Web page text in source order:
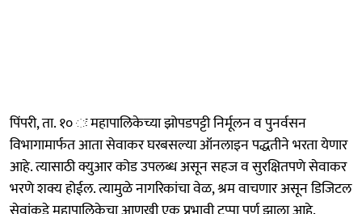
पिंपरी, ता. १० ः महापालिकेच्या झोपडपट्टी निर्मूलन व पुनर्वसन
विभागामार्फत आता सेवाकर घरबसल्या ऑनलाइन पद्धतीने भरता येणार
आहे. त्यासाठी क्युआर कोड उपलब्ध असून सहज व सुरक्षितपणे सेवाकर
भरणे शक्य होईल. त्यामुळे नागरिकांचा वेळ, श्रम वाचणार असून डिजिटल